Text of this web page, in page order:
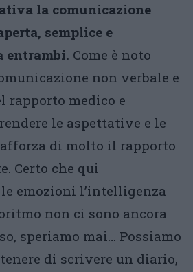
la comunicazione
semplice e
entrambi. Come è noto
non verbale e
rapporto medico e
le aspettative e le
di molto il rapporto
Certo che qui
emozioni l’intelligenza
non ci sono ancora
speriamo mai… Possiamo
di scrivere un diario,